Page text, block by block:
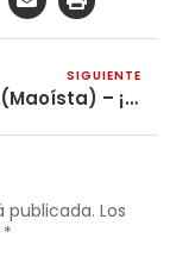
SIGUIENTE
INDIA: PCI (Maoísta) – ¡Llevemos a cabo una Campaña Mundial Especial de Dos Días en enérgica protesta contra el gobierno fascista de Filipinas los días 15 y 16 de junio!
publicada. Los
*